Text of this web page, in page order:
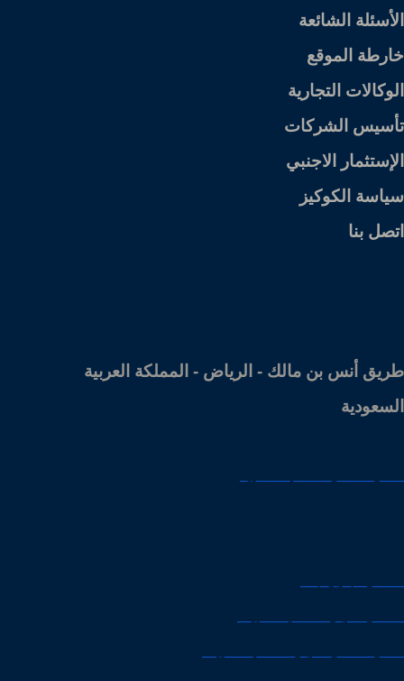
الأسئلة الشائعة
خارطة الموقع
الوكالات التجارية
تأسيس الشركات
الإستثمار الاجنبي
سياسة الكوكيز
اتصل بنا
طريق أنس بن مالك - الرياض - المملكة العربية
السعودية